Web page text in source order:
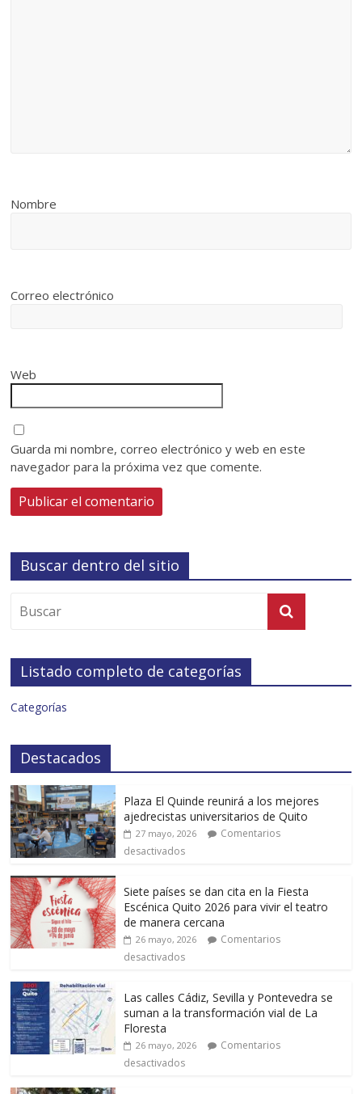
Nombre
Correo electrónico
Web
Guarda mi nombre, correo electrónico y web en este
navegador para la próxima vez que comente.
Buscar dentro del sitio
Listado completo de categorías
Categorías
Destacados
Plaza El Quinde reunirá a los mejores
ajedrecistas universitarios de Quito
27 mayo, 2026
Comentarios
desactivados
Siete países se dan cita en la Fiesta
Escénica Quito 2026 para vivir el teatro
de manera cercana
26 mayo, 2026
Comentarios
desactivados
Las calles Cádiz, Sevilla y Pontevedra se
suman a la transformación vial de La
Floresta
26 mayo, 2026
Comentarios
desactivados